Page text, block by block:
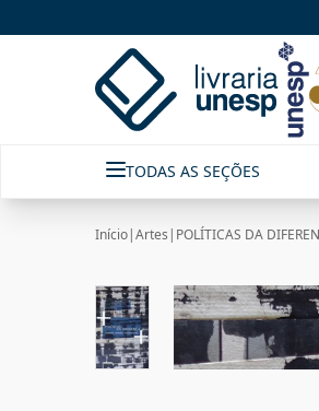
TODAS AS SEÇÕES
Início|Artes | POLÍTICAS DA